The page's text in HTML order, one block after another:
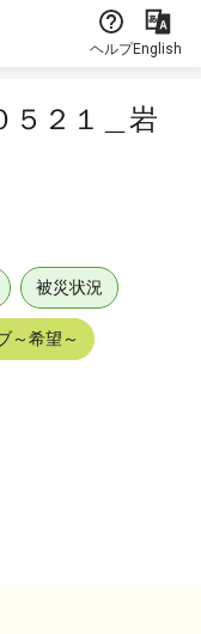
ヘルプEnglish
５２１＿岩
被災状況
～希望～